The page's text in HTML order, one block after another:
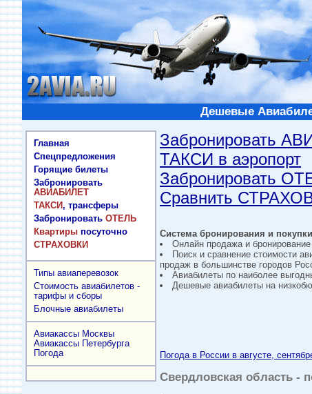
Дешевые
Главная
Спецпредложения
Горящие билеты
Забронировать
АВИАБИЛЕТ
ТАКСИ, трансферы
Забронировать ОТЕЛЬ
Квартиры посуточно
СТРАХОВКИ
Типы авиаперевозок
Стоимость авиабилетов -
тарифы и сборы
Блочные авиабилеты
Авиакассы Москвы
Авиакассы Петербурга
Погода
Забронировать
ТАКСИ в аэропорт
Забронировать
Сравнить
Система бронирования и
Онлайн продажа и
Поиск и сравнение стоимости
продаж в большинстве городов
Авиабилеты по наиболее
Дешевые авиабилеты на
Погода в России в августе,
Свердловская область -